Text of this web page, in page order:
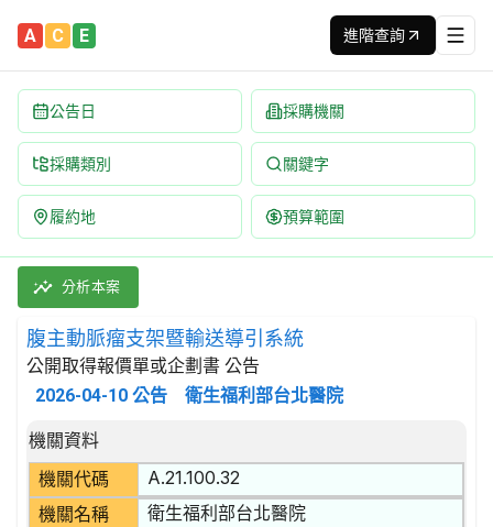
A C E 進階查詢
公告日 採購機關
採購類別 關鍵字
履約地 預算範圍
腹主動脈瘤支架暨輸送導引系統 招標公告 | 案號：2878-
採購類別：財物類 醫療,外科及矯形設備 | 招標方式：公開
分析本案
腹主動脈瘤支架暨輸送導引系統
公開取得報價單或企劃書 公告
2026-04-10 公告 衛生福利部台北醫院
招標公告詳細內容
機關資料
機關代碼
A.21.100.32
機關名稱 衛生福利部台北醫院